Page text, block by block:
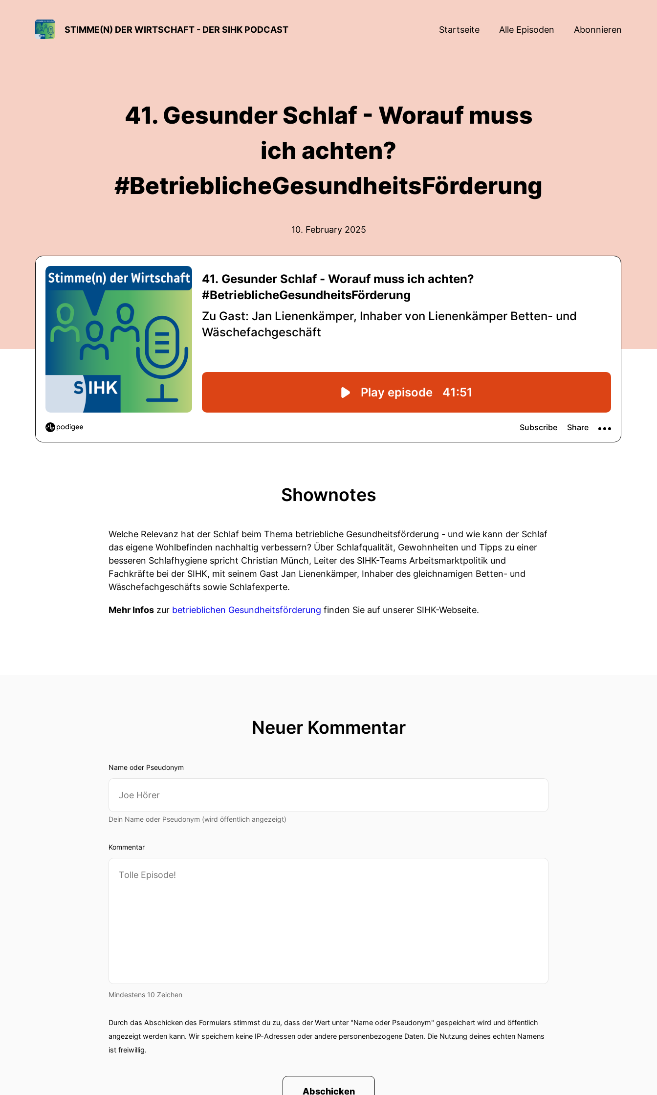
STIMME(N) DER WIRTSCHAFT - DER SIHK PODCAST Startseite Alle Episoden Abonnieren
41. Gesunder Schlaf - Worauf muss
ich achten?
#BetrieblicheGesundheitsFörderung
10. February 2025
Shownotes
Welche Relevanz hat der Schlaf beim Thema betriebliche Gesundheitsförderung - und wie kann der Schlaf
das eigene Wohlbefinden nachhaltig verbessern? Über Schlafqualität, Gewohnheiten und Tipps zu einer
besseren Schlafhygiene spricht Christian Münch, Leiter des SIHK-Teams Arbeitsmarktpolitik und
Fachkräfte bei der SIHK, mit seinem Gast Jan Lienenkämper, Inhaber des gleichnamigen Betten- und
Wäschefachgeschäfts sowie Schlafexperte.
Mehr Infos zur betrieblichen Gesundheitsförderung finden Sie auf unserer SIHK-Webseite.
Neuer Kommentar
Name oder Pseudonym
Dein Name oder Pseudonym (wird öffentlich angezeigt)
Kommentar
Mindestens 10 Zeichen
Durch das Abschicken des Formulars stimmst du zu, dass der Wert unter "Name oder Pseudonym" gespeichert wird und öffentlich
angezeigt werden kann. Wir speichern keine IP-Adressen oder andere personenbezogene Daten. Die Nutzung deines echten Namens
ist freiwillig.
Abschicken